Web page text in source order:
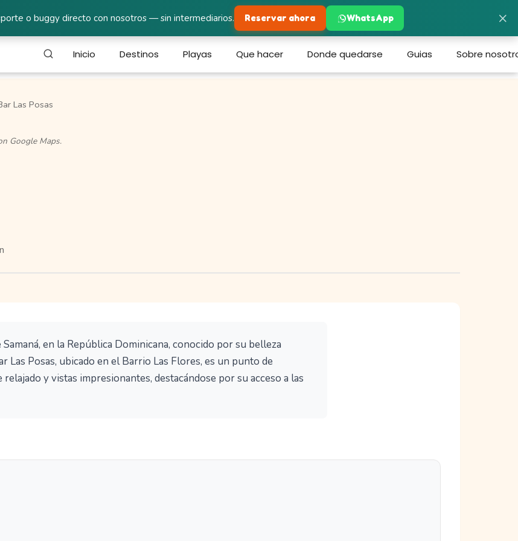
Inicio Destinos Playas Que hacer Donde quedarse Guias Sobre
Las Posas
Google Maps.
en la República Dominicana, conocido por su belleza
Las Posas, ubicado en el Barrio Las Flores, es un punto de
y vistas impresionantes, destacándose por su acceso a las
×
o buggy directo con nosotros — sin intermediarios. Reservar ahora WhatsApp